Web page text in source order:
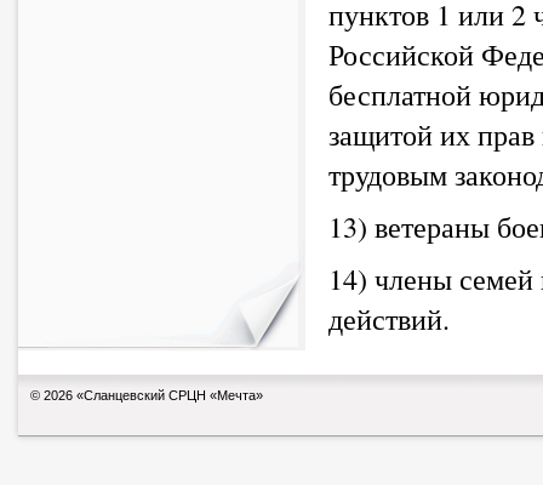
пунктов 1 или 2
Российской
бесплатной
защитой их
трудовым
13) ветераны
14) члены
действий.
© 2026 «Сланцевский СРЦН «Мечта»